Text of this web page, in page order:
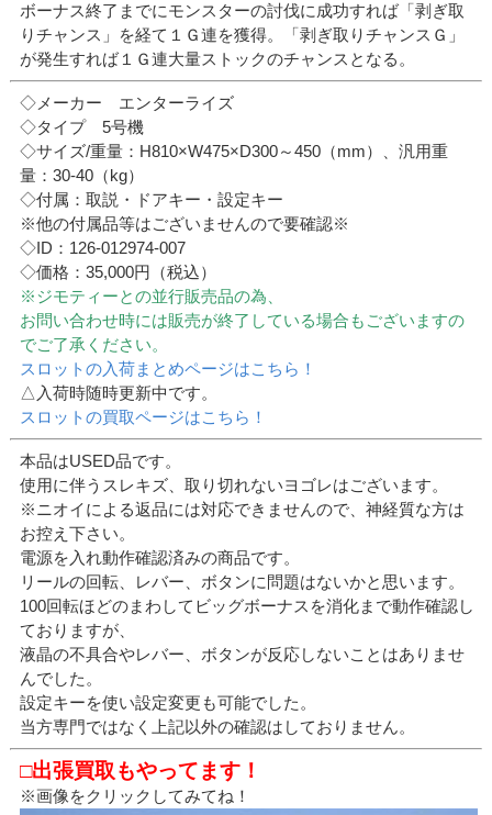
ボーナス終了までにモンスターの討伐に成功すれば「剥ぎ取
りチャンス」を経て１Ｇ連を獲得。「剥ぎ取りチャンスＧ」
が発生すれば１Ｇ連大量ストックのチャンスとなる。
◇メーカー エンターライズ
◇タイプ 5号機
◇サイズ/重量：H810×W475×D300～450（mm）、汎用重
量：30-40（kg）
◇付属：取説・ドアキー・設定キー
※他の付属品等はございませんので要確認※
◇ID：126-012974-007
◇価格：35,000円（税込）
※ジモティーとの並行販売品の為、
お問い合わせ時には販売が終了している場合もございますの
でご了承ください。
スロットの入荷まとめページはこちら！
△入荷時随時更新中です。
スロットの買取ページはこちら！
本品はUSED品です。
使用に伴うスレキズ、取り切れないヨゴレはございます。
※ニオイによる返品には対応できませんので、神経質な方は
お控え下さい。
電源を入れ動作確認済みの商品です。
リールの回転、レバー、ボタンに問題はないかと思います。
100回転ほどのまわしてビッグボーナスを消化まで動作確認し
ておりますが、
液晶の不具合やレバー、ボタンが反応しないことはありませ
んでした。
設定キーを使い設定変更も可能でした。
当方専門ではなく上記以外の確認はしておりません。
□出張買取もやってます！
※画像をクリックしてみてね！